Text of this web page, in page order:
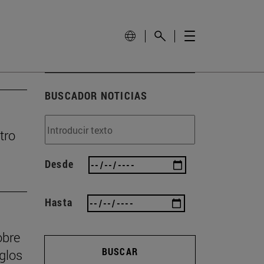
BUSCADOR NOTICIAS
Desde
Hasta
BUSCAR